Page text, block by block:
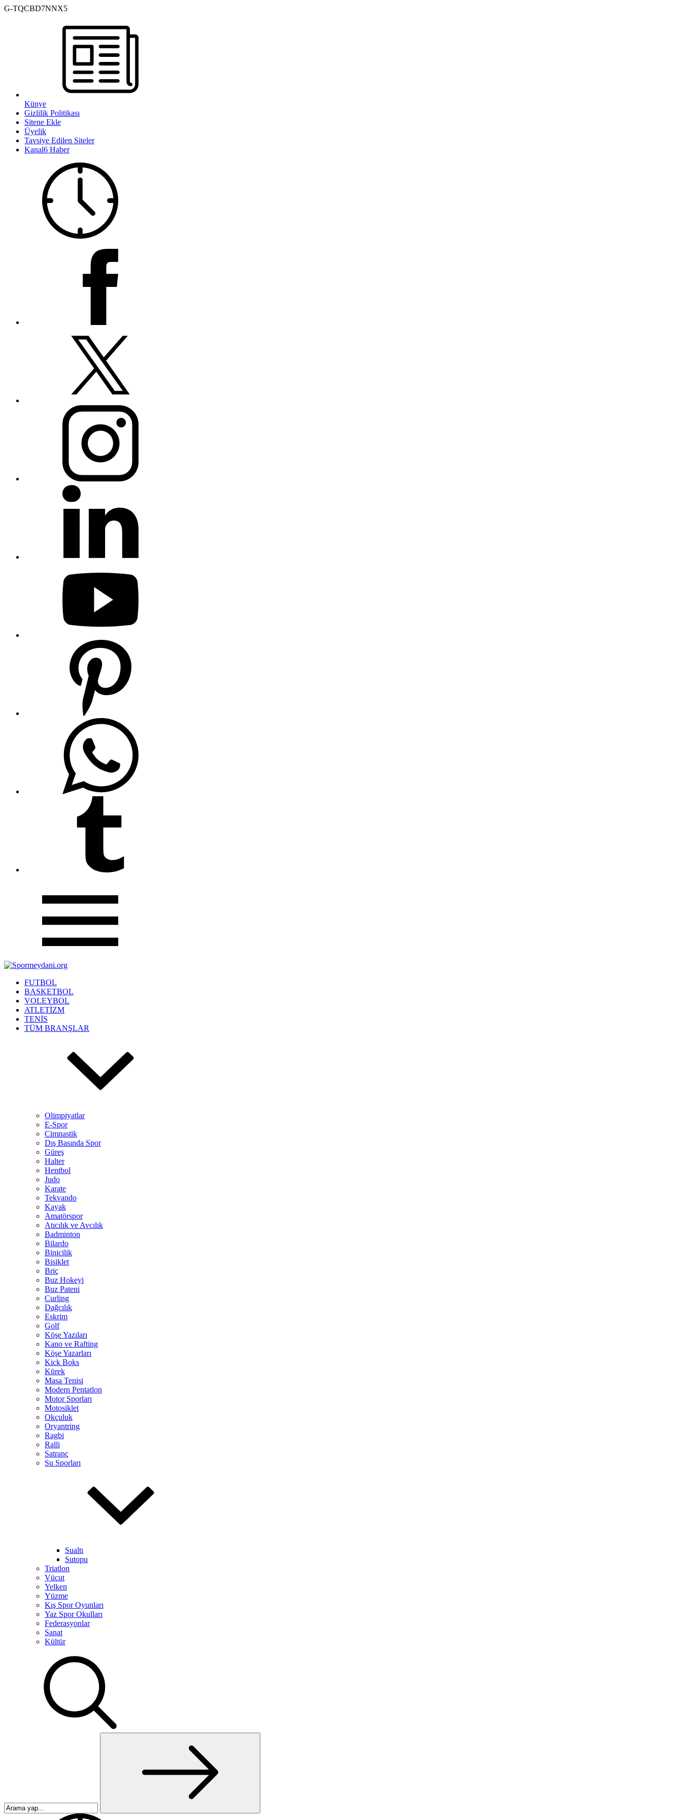
G-TQCBD7NNX5
Künye
Gizlilik Politikası
Sitene Ekle
Üyelik
Tavsiye Edilen Siteler
Kanal6 Haber
FUTBOL
BASKETBOL
VOLEYBOL
ATLETİZM
TENİS
TÜM BRANŞLAR
Olimpiyatlar
E-Spor
Cimnastik
Dış Basında Spor
Güreş
Halter
Hentbol
Judo
Karate
Tekvando
Kayak
Amatörspor
Atıcılık ve Avcılık
Badminton
Bilardo
Binicilik
Bisiklet
Briç
Buz Hokeyi
Buz Pateni
Curling
Dağcılık
Eskrim
Golf
Köşe Yazıları
Kano ve Rafting
Köşe Yazarları
Kick Boks
Kürek
Masa Tenisi
Modern Pentatlon
Motor Sporları
Motosiklet
Okçuluk
Oryantring
Ragbi
Ralli
Satranç
Su Sporları
Sualtı
Sutopu
Triatlon
Vücut
Yelken
Yüzme
Kış Spor Oyunları
Yaz Spor Okulları
Federasyonlar
Sanat
Kültür